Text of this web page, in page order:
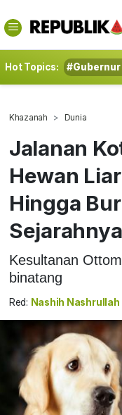
Hot Topics:
Khazanah Dunia
Jalanan
Hewan
Hingga
Sejarahnya
Kesultanan
binatang
Red: Nashih Nashrullah